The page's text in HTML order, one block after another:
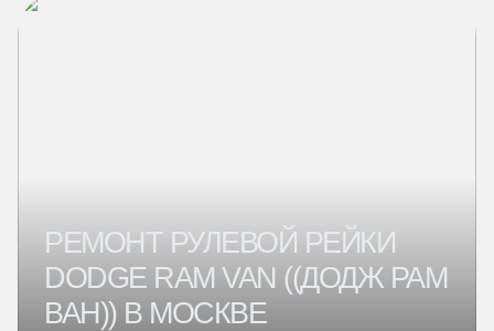
РЕМОНТ РУЛЕВОЙ РЕЙКИ
DODGE RAM VAN ((ДОДЖ РАМ
ВАН)) В МОСКВЕ